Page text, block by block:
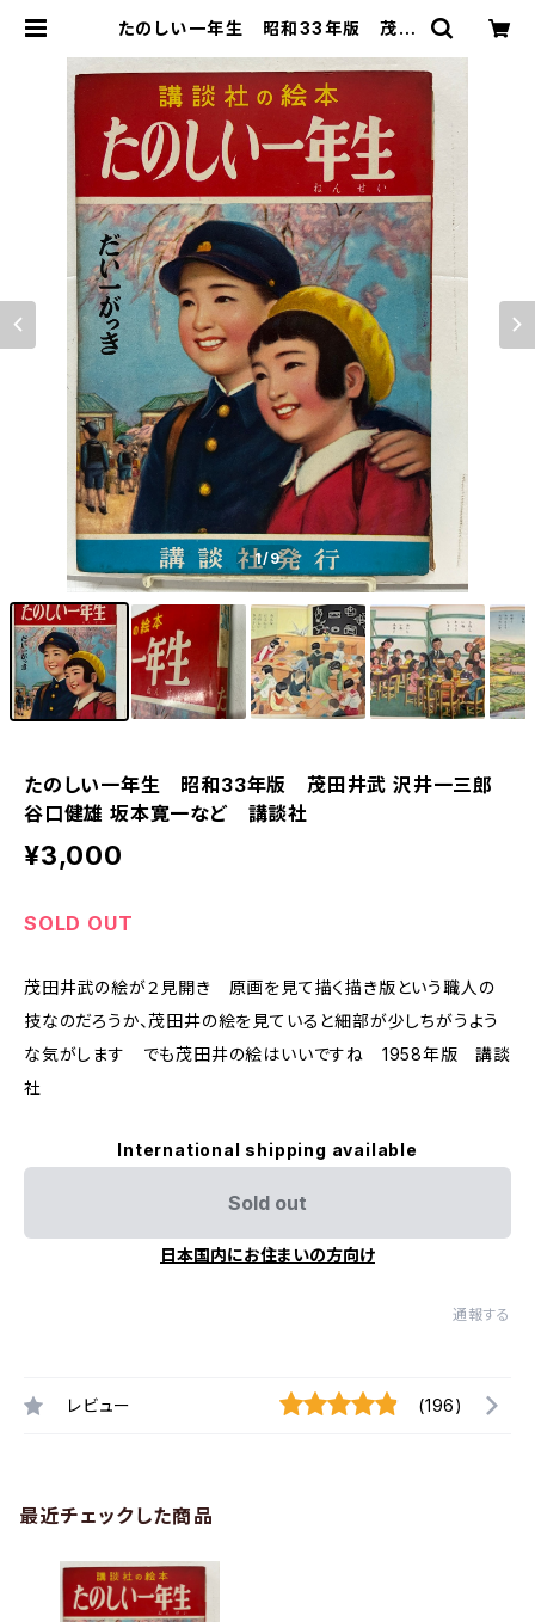
たのしい一年生 昭和33年版 茂田
など 講談社 | トムズボックス
1/9
たのしい一年生 昭和33年版 茂田井武 沢井一三郎
谷口健雄 坂本寛一など 講談社
¥3,000
SOLD OUT
茂田井武の絵が２見開き 原画を見て描く描き版という職人の
技なのだろうか、茂田井の絵を見ていると細部が少しちがうよう
な気がします でも茂田井の絵はいいですね 1958年版 講談
社
International shipping available
Sold out
日本国内にお住まいの方向け
通報する
レビュー (196)
最近チェックした商品